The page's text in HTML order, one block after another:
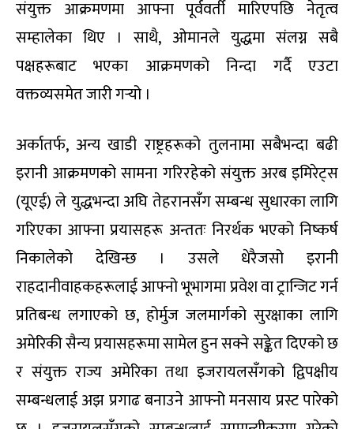
संयुक्त आक्रमणमा आफ्ना पूर्ववर्ती मारिएपछि नेतृत्व
सम्हालेका थिए । साथै, ओमानले युद्धमा संलग्न सबै
पक्षहरूबाट भएका आक्रमणको निन्दा गर्दै एउटा
वक्तव्यसमेत जारी गर्‍यो ।
अर्कातर्फ, अन्य खाडी राष्ट्रहरूको तुलनामा सबैभन्दा बढी
इरानी आक्रमणको सामना गरिरहेको संयुक्त अरब इमिरेट्स
(यूएई) ले युद्धभन्दा अघि तेहरानसँग सम्बन्ध सुधारका लागि
गरिएका आफ्ना प्रयासहरू अन्ततः निरर्थक भएको निष्कर्ष
निकालेको देखिन्छ । उसले धेरैजसो इरानी
राहदानीवाहकहरूलाई आफ्नो भूभागमा प्रवेश वा ट्रान्जिट गर्न
प्रतिबन्ध लगाएको छ, होर्मुज जलमार्गको सुरक्षाका लागि
अमेरिकी सैन्य प्रयासहरूमा सामेल हुन सक्ने सङ्केत दिएको छ
र संयुक्त राज्य अमेरिका तथा इजरायलसँगको द्विपक्षीय
सम्बन्धलाई अझ प्रगाढ बनाउने आफ्नो मनसाय प्रस्ट पारेको